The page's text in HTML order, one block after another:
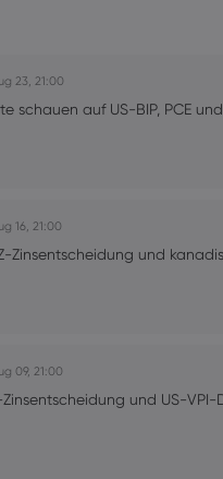
23, 21:00
schauen auf US-BIP, PCE und
16, 21:00
Zinsentscheidung und
09, 21:00
und US-VPI-